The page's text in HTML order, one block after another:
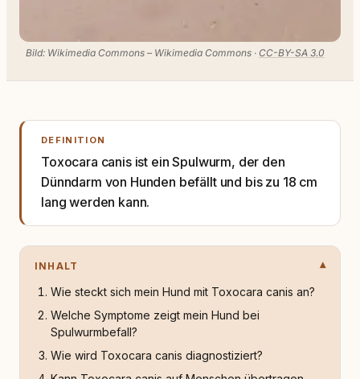
Bild: Wikimedia Commons – Wikimedia Commons · CC-BY-SA 3.0
DEFINITION
Toxocara canis ist ein Spulwurm, der den
Dünndarm von Hunden befällt und bis zu 18 cm
lang werden kann.
INHALT
Wie steckt sich mein Hund mit Toxocara canis an?
Welche Symptome zeigt mein Hund bei
Spulwurmbefall?
Wie wird Toxocara canis diagnostiziert?